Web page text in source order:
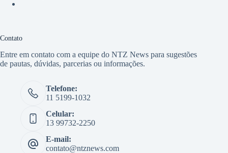
Contato
Entre em contato com a equipe do NTZ News para sugestões
de pautas, dúvidas, parcerias ou informações.
Telefone:
11 5199-1032
Celular:
13 99732-2250
E-mail:
contato@ntznews.com